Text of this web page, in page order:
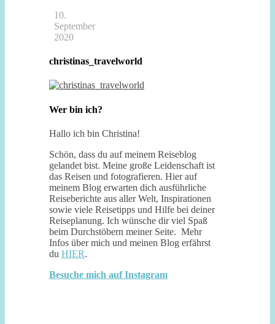
10.
September
2020
christinas_travelworld
Wer bin ich?
Hallo ich bin Christina!
Schön, dass du auf meinem Reiseblog
gelandet bist. Meine große Leidenschaft ist
das Reisen und fotografieren. Hier auf
meinem Blog erwarten dich ausführliche
Reiseberichte aus aller Welt, Inspirationen
sowie viele Reisetipps und Hilfe bei deiner
Reiseplanung. Ich wünsche dir viel Spaß
beim Durchstöbern meiner Seite. Mehr
Infos über mich und meinen Blog erfährst
du HIER.
Besuche mich auf Instagram